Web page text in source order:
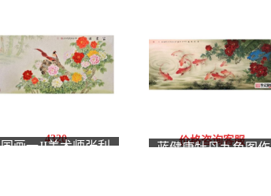
国画一JI美术师张利
4320
蓝健康牡丹九鱼图作
价格咨询客服